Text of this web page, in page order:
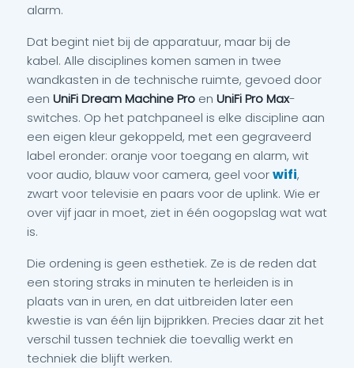
alarm.
Dat begint niet bij de apparatuur, maar bij de
kabel. Alle disciplines komen samen in twee
wandkasten in de technische ruimte, gevoed door
een UniFi Dream Machine Pro en UniFi Pro Max-
switches. Op het patchpaneel is elke discipline aan
een eigen kleur gekoppeld, met een gegraveerd
label eronder: oranje voor toegang en alarm, wit
voor audio, blauw voor camera, geel voorwifi,
zwart voor televisie en paars voor de uplink. Wie er
over vijf jaar in moet, ziet in één oogopslag wat wat
is.
Die ordening is geen esthetiek. Ze is de reden dat
een storing straks in minuten te herleiden is in
plaats van in uren, en dat uitbreiden later een
kwestie is van één lijn bijprikken. Precies daar zit het
verschil tussen techniek die toevallig werkt en
techniek die blijft werken.